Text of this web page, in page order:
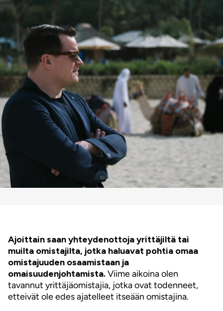
Ajoittain saan yhteydenottoja yrittäjiltä tai
muilta omistajilta, jotka haluavat pohtia omaa
omistajuuden osaamistaan ja
omaisuudenjohtamista.Viime aikoina olen
tavannut yrittäjäomistajia, jotka ovat todenneet,
etteivät ole edes ajatelleet itseään omistajina.